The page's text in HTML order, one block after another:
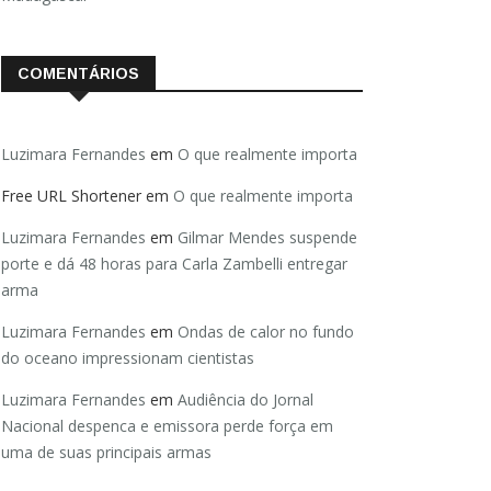
COMENTÁRIOS
Luzimara Fernandes em O que realmente importa
Free URL Shortener em O que realmente importa
Luzimara Fernandes em Gilmar Mendes suspende
porte e dá 48 horas para Carla Zambelli entregar
arma
Luzimara Fernandes em Ondas de calor no fundo
do oceano impressionam cientistas
Luzimara Fernandes em Audiência do Jornal
Nacional despenca e emissora perde força em
uma de suas principais armas